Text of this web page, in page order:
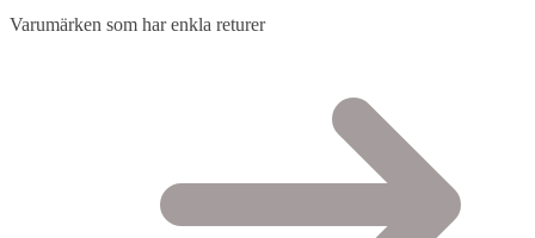
Varumärken som har enkla returer